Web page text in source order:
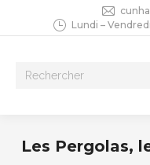
Lundi –
Recherche
Les Pergolas,